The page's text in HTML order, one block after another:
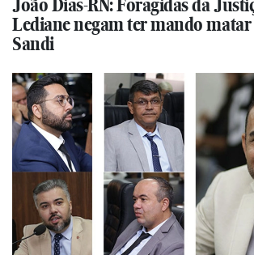
João Dias-RN: Foragidas da
Lediane negam ter mando
Sandi